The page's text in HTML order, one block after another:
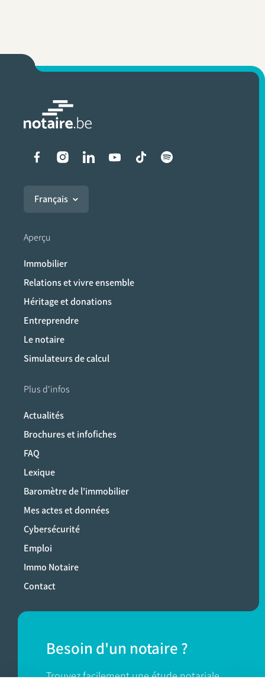
Liens vers les réseaux
Français
Aperçu
Immobilier
Relations et vivre ensemble
Héritage et donations
Entreprendre
Le notaire
Simulateurs de calcul
Plus d'infos
Actualités
Brochures et infofiches
FAQ
Lexique
Baromètre de l'immobilier
Mes actes et données
Cybersécurité
Emploi
Immo Notaire
Contact
Besoin d'un notaire ?
Trouvez facilement une étude notariale